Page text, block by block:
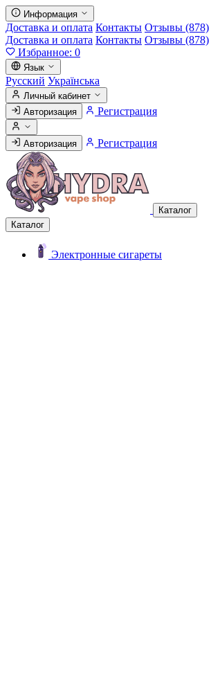
Информация
Доставка и оплата Контакты Отзывы (878)
Доставка и оплата Контакты Отзывы (878)
Избранное: 0
Язык
Русский Українська
Личный кабинет
Авторизация
Регистрация
Авторизация Регистрация
Каталог
Каталог
Электронные сигареты